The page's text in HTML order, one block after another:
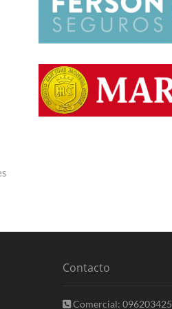
Contacto
Comercial: 096203425